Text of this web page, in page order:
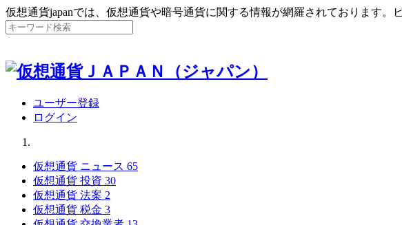
仮想通貨japanでは、仮想通貨や暗号通貨に関する情報が網羅されております
ユーザー登録
ログイン
仮想通貨 ニュース 65
仮想通貨 投資 30
仮想通貨 法案 2
仮想通貨 税金 3